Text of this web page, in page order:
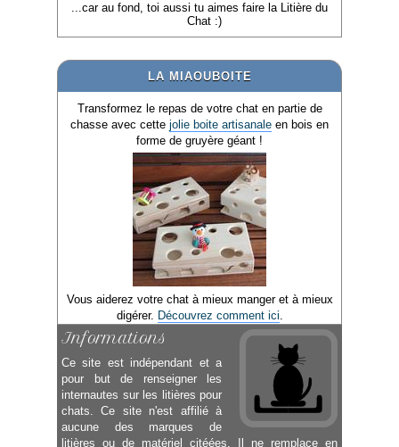
...car au fond, toi aussi tu aimes faire la Litière du
Chat :)
LA MIAOUBOITE
Transformez le repas de votre chat en partie de
chasse avec cette jolie boite artisanale en bois en
forme de gruyère géant !
Vous aiderez votre chat à mieux manger et à mieux
digérer. Découvrez comment ici.
Informations
Ce site est indépendant et a
pour but de renseigner les
internautes sur les litières pour
chats. Ce site n'est affilié à
aucune des marques de
litières ou de matériel citéées. Il ne remplace en